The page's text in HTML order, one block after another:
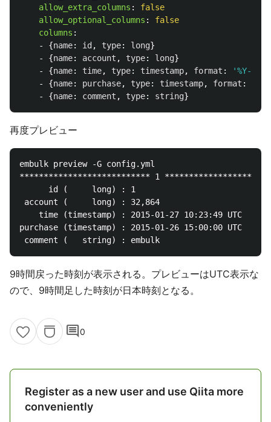
allow_extra_columns :
false
allow_optional_columns :
false
columns :
-
{name: id , type: long}
-
{name: account , type: long}
-
{name: time, type: timestamp, format : '%Y-%m-
-
{name: purchase, type: timestamp, format :
-
{name: comment , type: string}
再度プレビュー
embulk preview -G config.yml
*************************** 1
      id (     long) : 1
account (     long) : 32,864
    time (timestamp) : 2015-01-27 10:23:49 UTC
purchase (timestamp) : 2015-01-26 15:00:00 UTC
9時間戻った時刻が表示される。プレビューはUTC表示な
ので、9時間足した時刻が日本時刻となる。
comment0
Register as a new user and use Qiita more
conveniently